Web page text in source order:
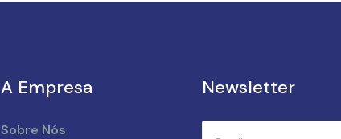
A Empresa
Sobre Nós
Newsletter